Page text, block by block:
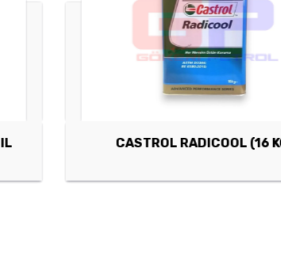
CASTROL RADICOOL (16 KG)